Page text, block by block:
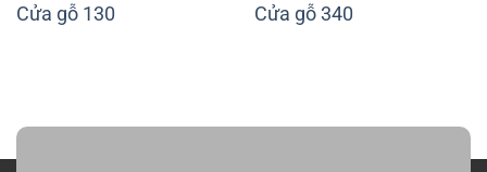
Cửa gỗ 130 Cửa gỗ 340